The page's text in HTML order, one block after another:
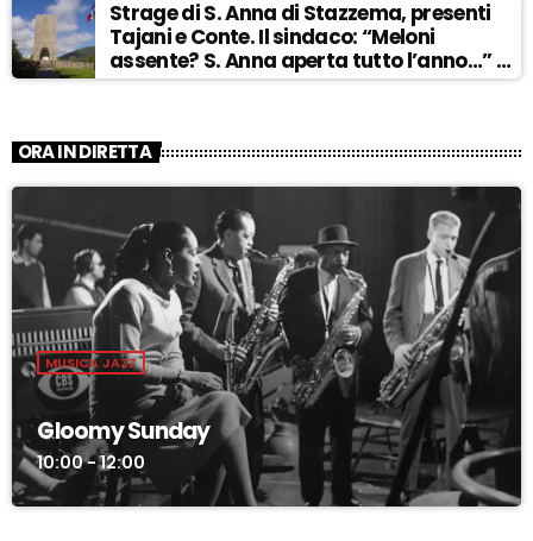
Strage di S. Anna di Stazzema, presenti
Tajani e Conte. Il sindaco: “Meloni
assente? S. Anna aperta tutto l’anno…” –
ASCOLTA
ORA IN DIRETTA
MUSICA JAZZ
Gloomy Sunday
10:00 - 12:00